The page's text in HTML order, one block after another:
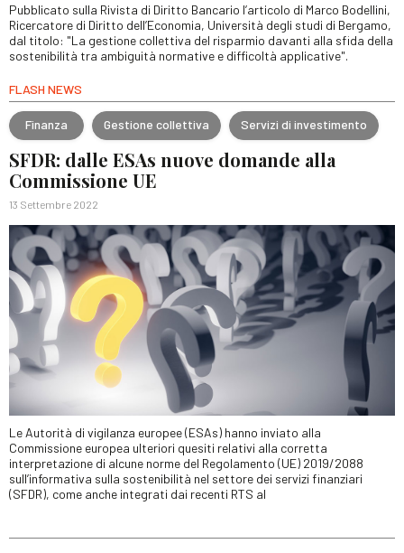
Pubblicato sulla Rivista di Diritto Bancario l’articolo di Marco Bodellini,
Ricercatore di Diritto dell’Economia, Università degli studi di Bergamo,
dal titolo: "La gestione collettiva del risparmio davanti alla sfida della
sostenibilità tra ambiguità normative e difficoltà applicative".
FLASH NEWS
Finanza Gestione collettiva Servizi di investimento
SFDR: dalle ESAs nuove domande alla
Commissione UE
13 Settembre 2022
Le Autorità di vigilanza europee (ESAs) hanno inviato alla
Commissione europea ulteriori quesiti relativi alla corretta
interpretazione di alcune norme del Regolamento (UE) 2019/2088
sull’informativa sulla sostenibilità nel settore dei servizi finanziari
(SFDR), come anche integrati dai recenti RTS al